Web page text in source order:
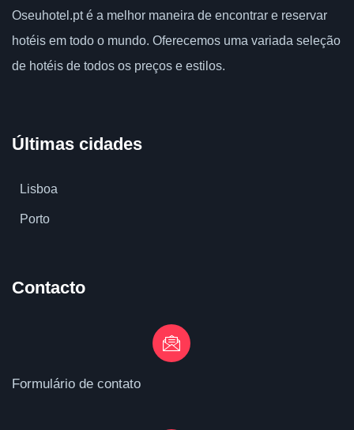
Oseuhotel.pt é a melhor maneira de encontrar e reservar
hotéis em todo o mundo. Oferecemos uma variada seleção
de hotéis de todos os preços e estilos.
Últimas cidades
Lisboa
Porto
Contacto
Formulário de contato